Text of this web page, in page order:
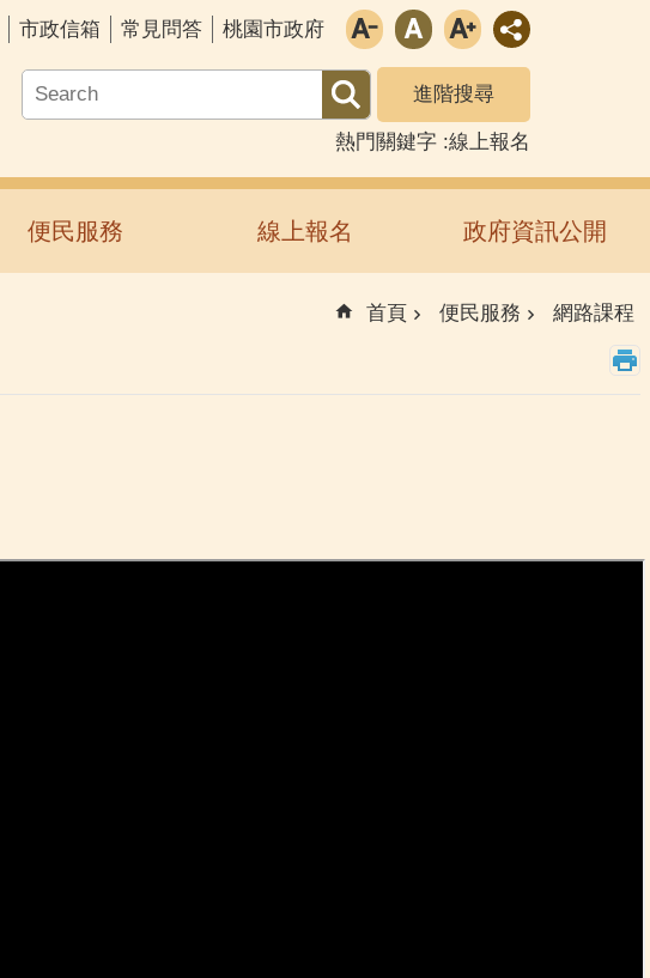
市政信箱 常見問答 桃園市政府
進階搜尋
熱門關鍵字 線上報名
便民服務 線上報名 政府資訊公開
首頁 便民服務 網路課程